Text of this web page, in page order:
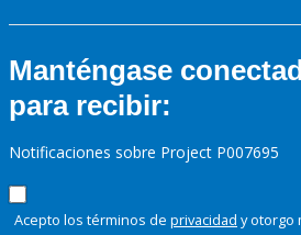
Manténgase
para recibir:
Notificaciones sobre Project P007695
Acepto los términos de privacidad y otorgo